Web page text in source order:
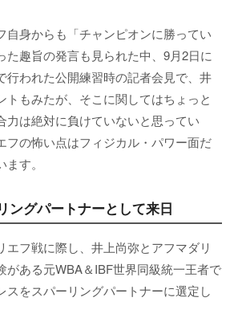
自身からも「チャンピオンに勝ってい
た趣旨の発言も見られた中、9月2日に
行われた公開練習時の記者会見で、井
トもみたが、そこに関してはちょっと
力は絶対に負けていないと思ってい
フの怖い点はフィジカル・パワー面だ
す。
ングパートナーとして来日
エフ戦に際し、井上尚弥とアフマダリ
がある元WBA＆IBF世界同級統一王者で
スをスパーリングパートナーに選定し